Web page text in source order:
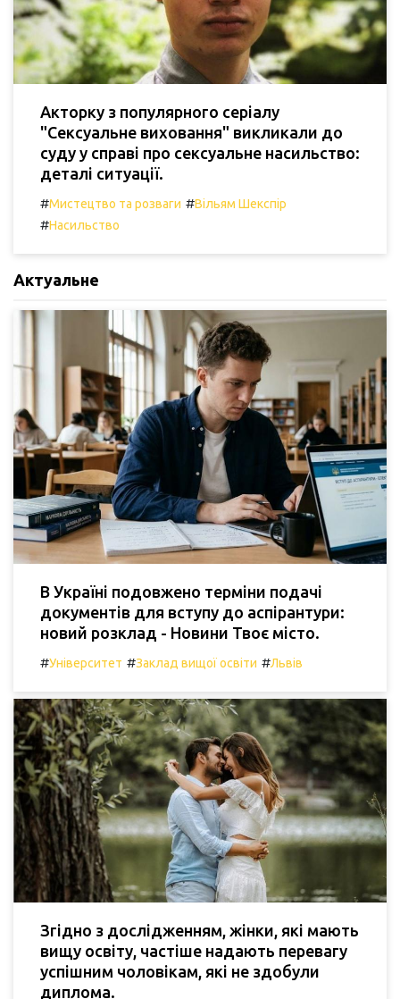
Акторку з популярного серіалу
"Сексуальне виховання" викликали до
суду у справі про сексуальне насильство:
деталі ситуації.
#Мистецтво та розваги #Вільям Шекспір
#Насильство
Актуальне
В Україні подовжено терміни подачі
документів для вступу до аспірантури:
новий розклад - Новини Твоє місто.
#Університет #Заклад вищої освіти #Львів
Згідно з дослідженням, жінки, які мають
вищу освіту, частіше надають перевагу
успішним чоловікам, які не здобули
диплома.